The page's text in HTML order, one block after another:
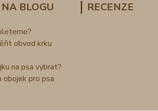
BLOGU
obvod krku
na psa vybrat?
obojek pro psa
RECENZE